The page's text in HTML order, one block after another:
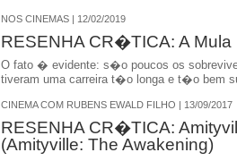
NOS CINEMAS | 12/02/2019
RESENHA CR�TICA: A Mula
O fato � evidente: s�o poucos os
tiveram uma carreira t�o longa e t�o bem
CINEMA COM RUBENS EWALD FILHO | 13/09/2017
RESENHA CR�TICA:
(Amityville: The Awakening)